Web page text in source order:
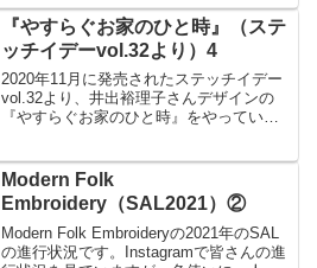
ましたが、結局ピンク色にしました。
『やすらぐお家のひと時』（ステ
ッチイデーvol.32より）4
2020年11月に発売されたステッチイデー
vol.32より、井出裕理子さんデザインの
『やすらぐお家のひと時』をやっていま
方形のクロスステッチやフレンチノット
ステッチがあり新鮮な気持ちでできまし
た。
Modern Folk
Embroidery（SAL2021）②
Modern Folk Embroideryの2021年のSAL
の進行状況です。Instagramで皆さんの進